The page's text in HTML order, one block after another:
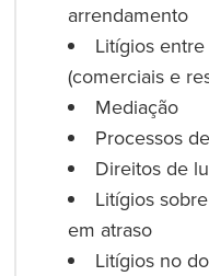
arrendamento
Litígios
(comerciais e
Mediação
Processos
Direitos de
Litígios
em atraso
Litígios no